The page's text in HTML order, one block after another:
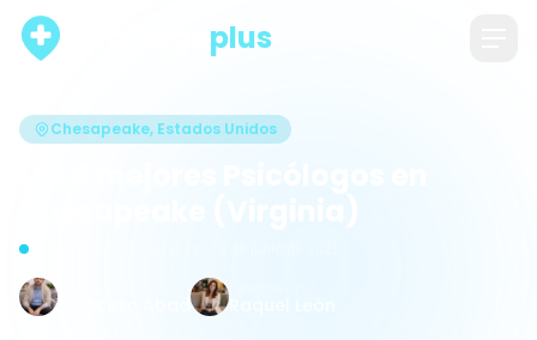
plus
Chesapeake, Estados Unidos